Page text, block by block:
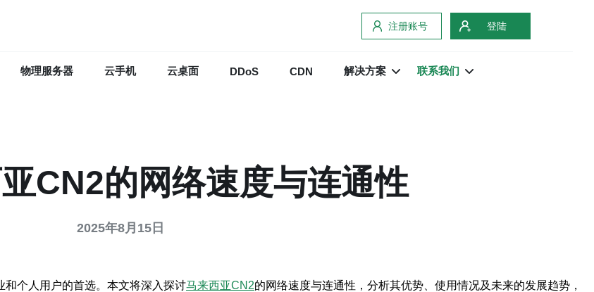
注册账号 登陆
物理服务器 云手机 云桌面 DDoS CDN 解决方案 联系我们
CN2的网络速度与连通性
2025年8月15日
个人用户的首选。本文将深入探讨马来西亚CN2的网络速度与连通性，分析其优势、使用情况及未来的发展趋势，